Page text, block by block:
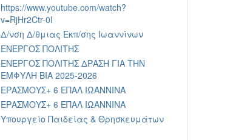
https://www.youtube.com/watch?
v=RjHr2Ctr-0I
Δ/νση Δ/θμιας Εκπ/σης Ιωαννίνων
ΕΝΕΡΓΟΣ ΠΟΛΙΤΗΣ
ΕΝΕΡΓΟΣ ΠΟΛΙΤΗΣ ΔΡΑΣΗ ΓΙΑ ΤΗΝ
ΕΜΦΥΛΗ ΒΙΑ 2025-2026
ΕΡΑΣΜΟΥΣ+ 6 ΕΠΑΛ ΙΩΑΝΝΙΝΑ
ΕΡΑΣΜΟΥΣ+ 6 ΕΠΑΛ ΙΩΑΝΝΙΝΑ
Υπουργείο Παιδείας & Θρησκευμάτων